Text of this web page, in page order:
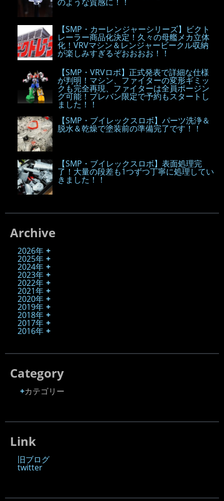
【SMP・カーレンジャーシリーズ】ビクト
レーラー商品化決定！久々の母艦メカ立体
化！VRVマシン＆レンジャービークル収納
が楽しみすぎるぞおおおお！！
【SMP・VRVロボ】正式発表で詳細な仕様
が判明！マシン、ファイターの変形ギミッ
クも完全再現、ファイターは全員ポージン
グ可能！プレバン限定で予約もスタートし
ました！！
【SMP・ブイレックスロボ】パーツ洗浄＆
脱水＆乾燥で塗装前の準備完了です！！
【SMP・ブイレックスロボ】表面処理完
了！大量の段差も1つずつ丁寧に処理してい
きました！！
Archive
2026年
2025年
2024年
2023年
2022年
2021年
2020年
2019年
2018年
2017年
2016年
Category
カテゴリー
Link
旧ブログ
twitter